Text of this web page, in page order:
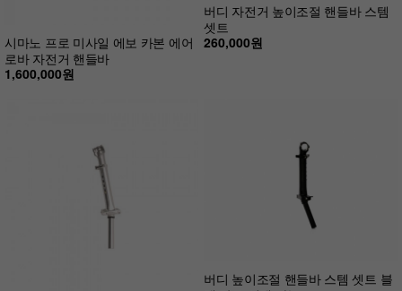
시마노 프로 미사일 에보 카본 에어
로바 자전거 핸들바
1,600,000원
버디 자전거 높이조절 핸들바 스템
셋트
260,000원
버디 높이조절 핸들바 스템 셋트 블